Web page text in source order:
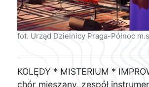
fot. Urząd Dzielnicy Praga-Północ
KOLĘDY * MISTERIUM *
chór mieszany, zespół